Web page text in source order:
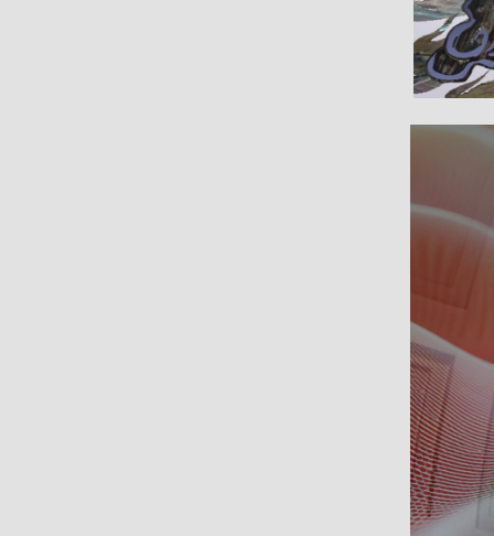
#デジ
#アーティストインタビュ
#OIA
#イメージディレクター #イラス
#デジタ
#デジタ